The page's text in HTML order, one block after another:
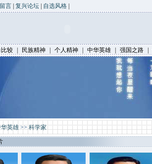
留言 复兴论坛 自选风格
较 民族精神 个人精神 中华英雄 强国之路
英雄>>科学家